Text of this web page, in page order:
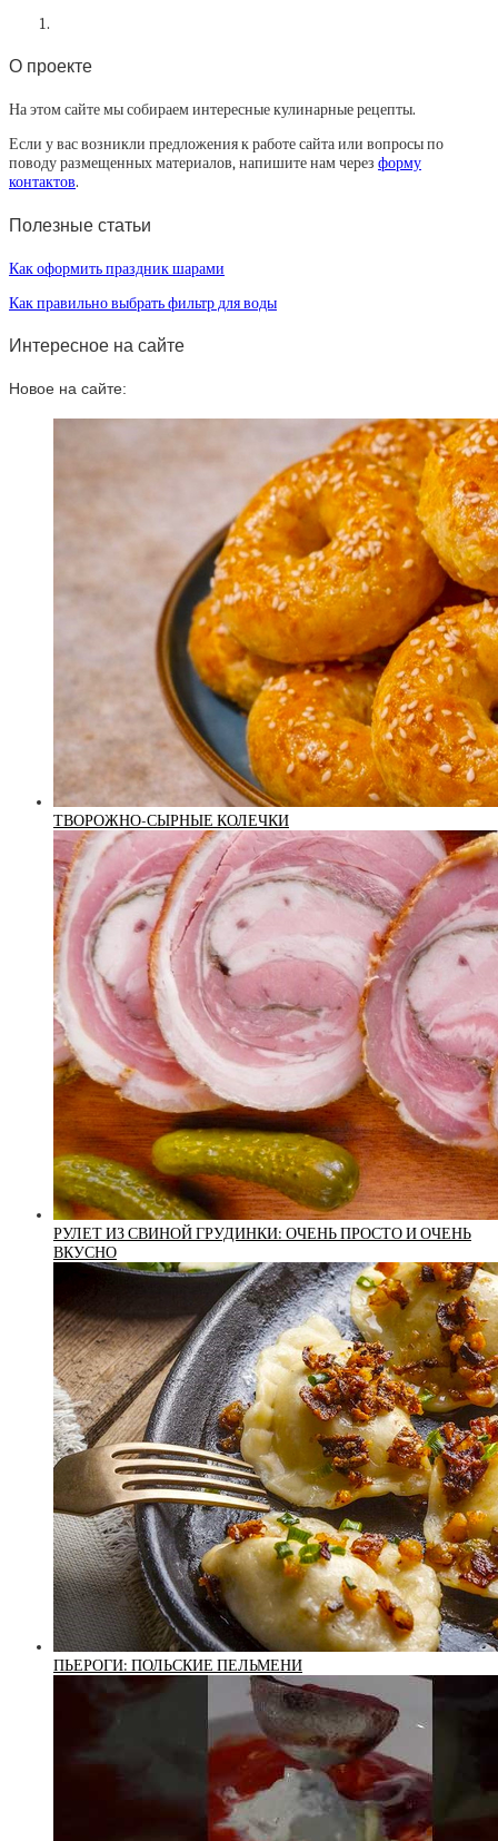
О проекте
На этом сайте мы собираем интересные кулинарные рецепты.
Если у вас возникли предложения к работе сайта или вопросы по
поводу размещенных материалов, напишите нам через форму
контактов.
Полезные статьи
Как оформить праздник шарами
Как правильно выбрать фильтр для воды
Интересное на сайте
Новое на сайте:
ТВОРОЖНО-СЫРНЫЕ КОЛЕЧКИ
РУЛЕТ ИЗ СВИНОЙ ГРУДИНКИ: ОЧЕНЬ ПРОСТО И ОЧЕНЬ
ВКУСНО
ПЬЕРОГИ: ПОЛЬСКИЕ ПЕЛЬМЕНИ